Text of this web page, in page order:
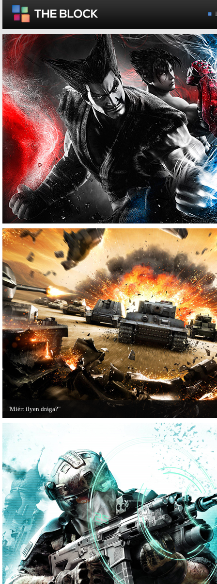
"Miért ilyen drága?"
A PC Guru utánajárt, miért kerülnek olyan sokba a AAA-kategóriás